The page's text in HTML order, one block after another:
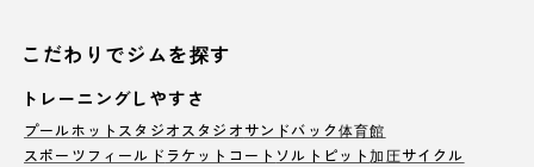
こだわりでジムを探す
トレーニングしやすさ
プールホットスタジオ スタジオサンドバック体育館
スポーツフィールド ラケットコート ソルトピット加圧サイクル